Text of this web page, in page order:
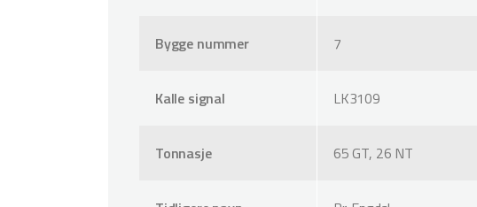
Bygge nummer 7
Kalle signal LK3109
Tonnasje 65 GT, 26 NT